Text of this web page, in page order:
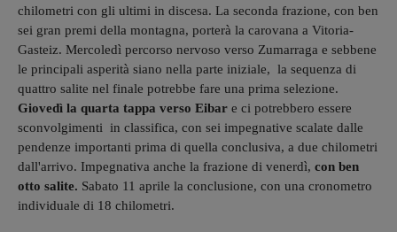
chilometri con gli ultimi in discesa. La seconda frazione, con ben
sei gran premi della montagna, porterà la carovana a Vitoria-
Gasteiz. Mercoledì percorso nervoso verso Zumarraga e sebbene
le principali asperità siano nella parte iniziale, la sequenza di
quattro salite nel finale potrebbe fare una prima selezione.
Giovedì la quarta tappa verso Eibar e ci potrebbero essere
sconvolgimenti in classifica, con sei impegnative scalate dalle
pendenze importanti prima di quella conclusiva, a due chilometri
dall'arrivo. Impegnativa anche la frazione di venerdì, con ben
otto salite. Sabato 11 aprile la conclusione, con una cronometro
individuale di 18 chilometri.